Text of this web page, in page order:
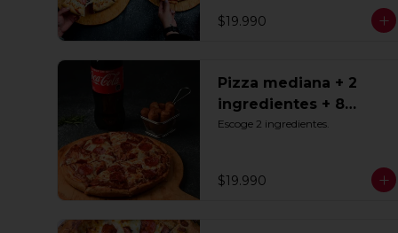
$19.990
Pizza mediana + 2
ingredientes + 8
Tequeños + Bebida
Escoge 2 ingredientes.
$19.990